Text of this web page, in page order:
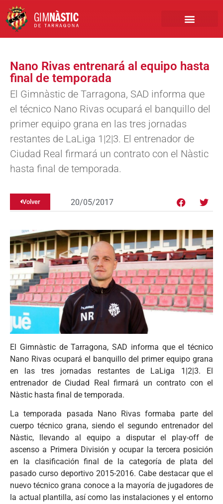
Nano Rivas entrenará al equipo hasta
final de temporada
El Gimnàstic de Tarragona, SAD informa que
el técnico Nano Rivas ocupará el banquillo del
primer equipo grana en las tres jornadas
restantes de LaLiga 1|2|3. El entrenador de
Ciudad Real firmará un contrato con el Nàstic
hasta final de temporada.
Volver 20/05/2017
El Gimnàstic de Tarragona, SAD informa que el técnico
Nano Rivas ocupará el banquillo del primer equipo grana
en las tres jornadas restantes de LaLiga 1|2|3. El
entrenador de Ciudad Real firmará un contrato con el
Nàstic hasta final de temporada.
La temporada pasada Nano Rivas formaba parte del
cuerpo técnico grana, siendo el segundo entrenador del
Nàstic, llevando al equipo a disputar el play-off de
ascenso a Primera División y ocupar la tercera posición
en la clasificación final de la categoría de plata del
pasado curso deportivo 2015-2016. Cabe destacar que el
nuevo técnico grana conoce a la mayoría de jugadores de
la actual plantilla, así como las instalaciones y el entorno